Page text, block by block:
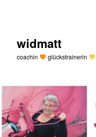
widmatt
coachin glückstrainerin